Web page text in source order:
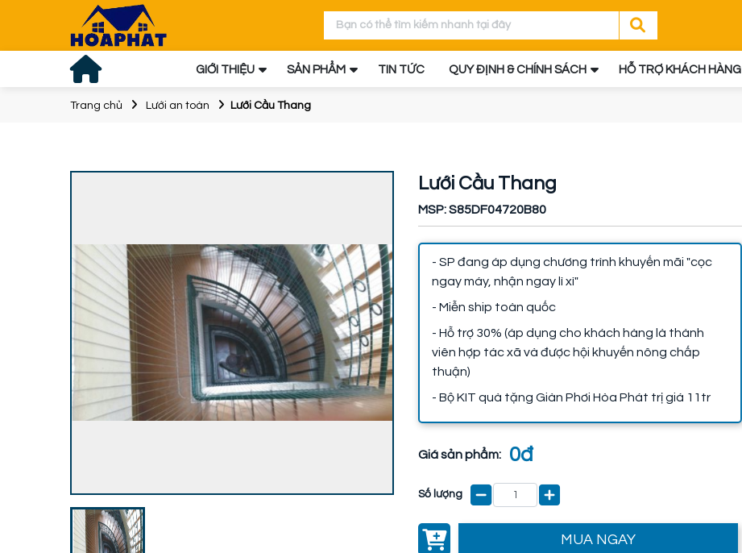
GIỚI THIỆU SẢN PHẨM TIN TỨC QUY ĐỊNH & CHÍNH SÁCH HỖ TRỢ KHÁCH HÀNG
Trang chủ Lưới an toàn Lưới Cầu Thang
Lưới Cầu Thang
MSP: S85DF04720B80
- SP đang áp dụng chương trình khuyến mãi "cọc
ngay máy, nhận ngay lì xì"
- Miễn ship toàn quốc
- Hỗ trợ 30% (áp dụng cho khách hàng là thành
viên hợp tác xã và được hội khuyến nông chấp
thuận)
- Bộ KIT quà tặng Giàn Phơi Hòa Phát trị giá 11tr
Giá sản phẩm: 0đ
Số lượng
MUA NGAY